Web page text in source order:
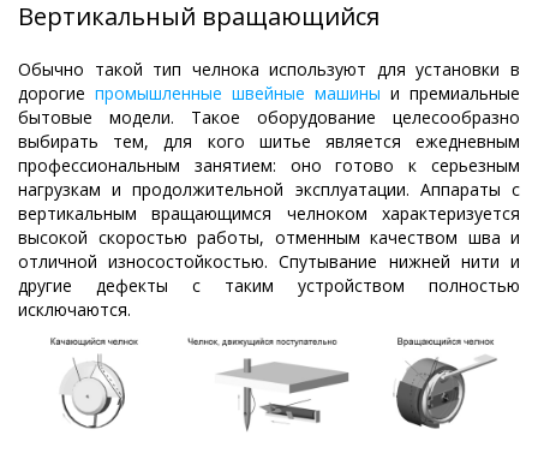
Вертикальный вращающийся
Обычно такой тип челнока используют для установки в
дорогие промышленные швейные машины и премиальные
бытовые модели. Такое оборудование целесообразно
выбирать тем, для кого шитье является ежедневным
профессиональным занятием: оно готово к серьезным
нагрузкам и продолжительной эксплуатации. Аппараты с
вертикальным вращающимся челноком характеризуется
высокой скоростью работы, отменным качеством шва и
отличной износостойкостью. Спутывание нижней нити и
другие дефекты с таким устройством полностью
исключаются.